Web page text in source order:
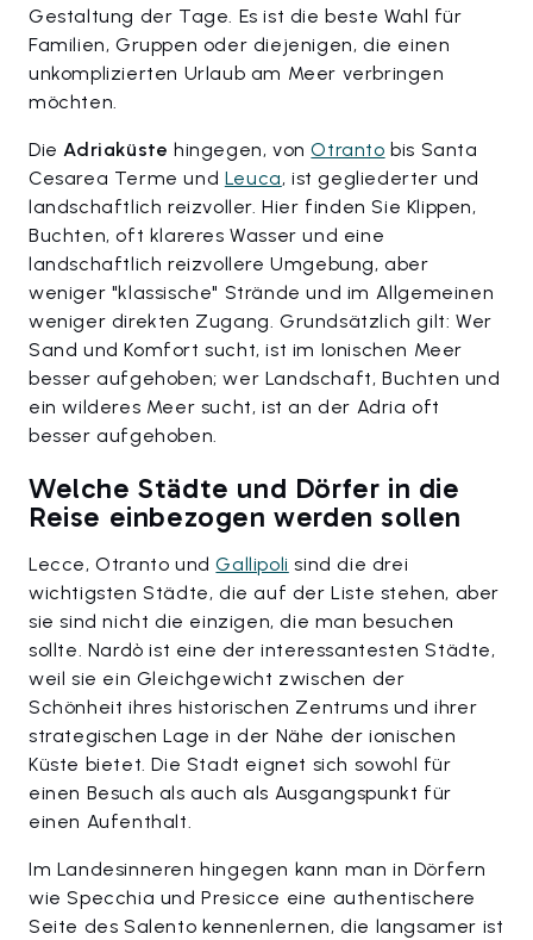
Gestaltung der Tage. Es ist die beste Wahl für
Familien, Gruppen oder diejenigen, die einen
unkomplizierten Urlaub am Meer verbringen
möchten.
DieAdriaküste hingegen, vonOtranto bis Santa
Cesarea Terme und Leuca, ist gegliederter und
landschaftlich reizvoller. Hier finden Sie Klippen,
Buchten, oft klareres Wasser und eine
landschaftlich reizvollere Umgebung, aber
weniger "klassische" Strände und im Allgemeinen
weniger direkten Zugang. Grundsätzlich gilt: Wer
Sand und Komfort sucht, ist im Ionischen Meer
besser aufgehoben; wer Landschaft, Buchten und
ein wilderes Meer sucht, ist an der Adria oft
besser aufgehoben.
Welche Städte und Dörfer in die
Reise einbezogen werden sollen
Lecce, Otranto undGallipoli sind die drei
wichtigsten Städte, die auf der Liste stehen, aber
sie sind nicht die einzigen, die man besuchen
sollte. Nardò ist eine der interessantesten Städte,
weil sie ein Gleichgewicht zwischen der
Schönheit ihres historischen Zentrums und ihrer
strategischen Lage in der Nähe der ionischen
Küste bietet. Die Stadt eignet sich sowohl für
einen Besuch als auch als Ausgangspunkt für
einen Aufenthalt.
Im Landesinneren hingegen kann man in Dörfern
wie Specchia und Presicce eine authentischere
Seite des Salento kennenlernen, die langsamer ist